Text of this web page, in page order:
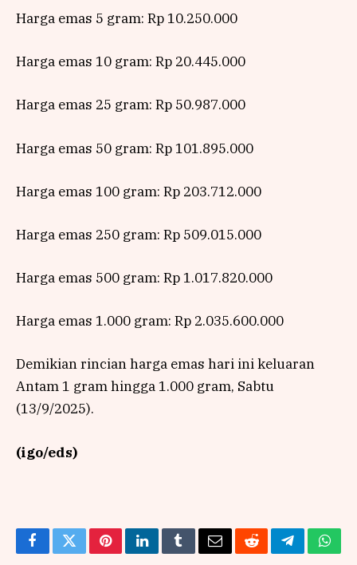
Harga emas 5 gram: Rp 10.250.000
Harga emas 10 gram: Rp 20.445.000
Harga emas 25 gram: Rp 50.987.000
Harga emas 50 gram: Rp 101.895.000
Harga emas 100 gram: Rp 203.712.000
Harga emas 250 gram: Rp 509.015.000
Harga emas 500 gram: Rp 1.017.820.000
Harga emas 1.000 gram: Rp 2.035.600.000
Demikian rincian harga emas hari ini keluaran
Antam 1 gram hingga 1.000 gram, Sabtu
(13/9/2025).
(igo/eds)
FacebookTwitterPinterestLinkedInTumblrEmailRedditTelegram